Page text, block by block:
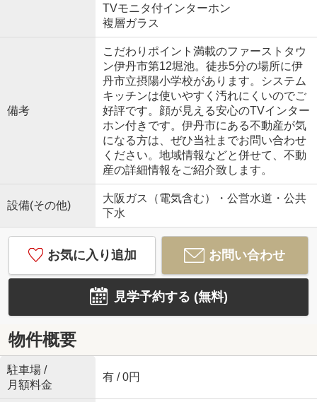
TVモニタ付インターホン
複層ガラス
備考
こだわりポイント満載のファーストタウ
ン伊丹市第12堀池。徒歩5分の場所に伊
丹市立摂陽小学校があります。システム
キッチンは使いやすく汚れにくいのでご
好評です。顔が見える安心のTVインター
ホン付きです。伊丹市にある不動産が気
になる方は、ぜひ当社までお問い合わせ
ください。地域情報などと併せて、不動
産の詳細情報をご紹介致します。
設備(その他)
大阪ガス（電気含む）・公営水道・公共
下水
お気に入り追加 お問い合わせ
見学予約する (無料)
物件概要
駐車場 /
月額料金
有 / 0円